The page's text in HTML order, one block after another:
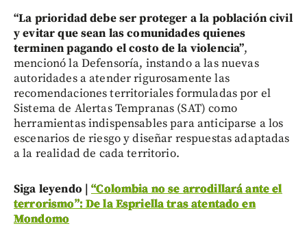
“La prioridad debe ser proteger a la población civil
y evitar que sean las comunidades quienes
terminen pagando el costo de la violencia”,
mencionó la Defensoría, instando a las nuevas
autoridades a atender rigurosamente las
recomendaciones territoriales formuladas por el
Sistema de Alertas Tempranas (SAT) como
herramientas indispensables para anticiparse a los
escenarios de riesgo y diseñar respuestas adaptadas
a la realidad de cada territorio.
Siga leyendo |“Colombia no se arrodillará ante el
terrorismo”: De la Espriella tras atentado en
Mondomo